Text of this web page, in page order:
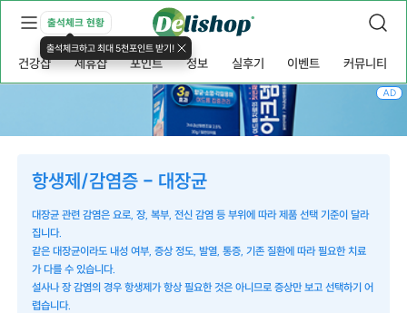
출석체크 현황
출석체크하고 최대 5천포인트 받기!
건강샵 제휴샵 포인트 정보 실후기 이벤트 커뮤니티
항생제/감염증 - 대장균
대장균 관련 감염은 요로, 장, 복부, 전신 감염 등 부위에 따라 제품 선택 기준이 달라
집니다.
같은 대장균이라도 내성 여부, 증상 정도, 발열, 통증, 기존 질환에 따라 필요한 치료
가 다를 수 있습니다.
설사나 장 감염의 경우 항생제가 항상 필요한 것은 아니므로 증상만 보고 선택하기 어
렵습니다.
AD